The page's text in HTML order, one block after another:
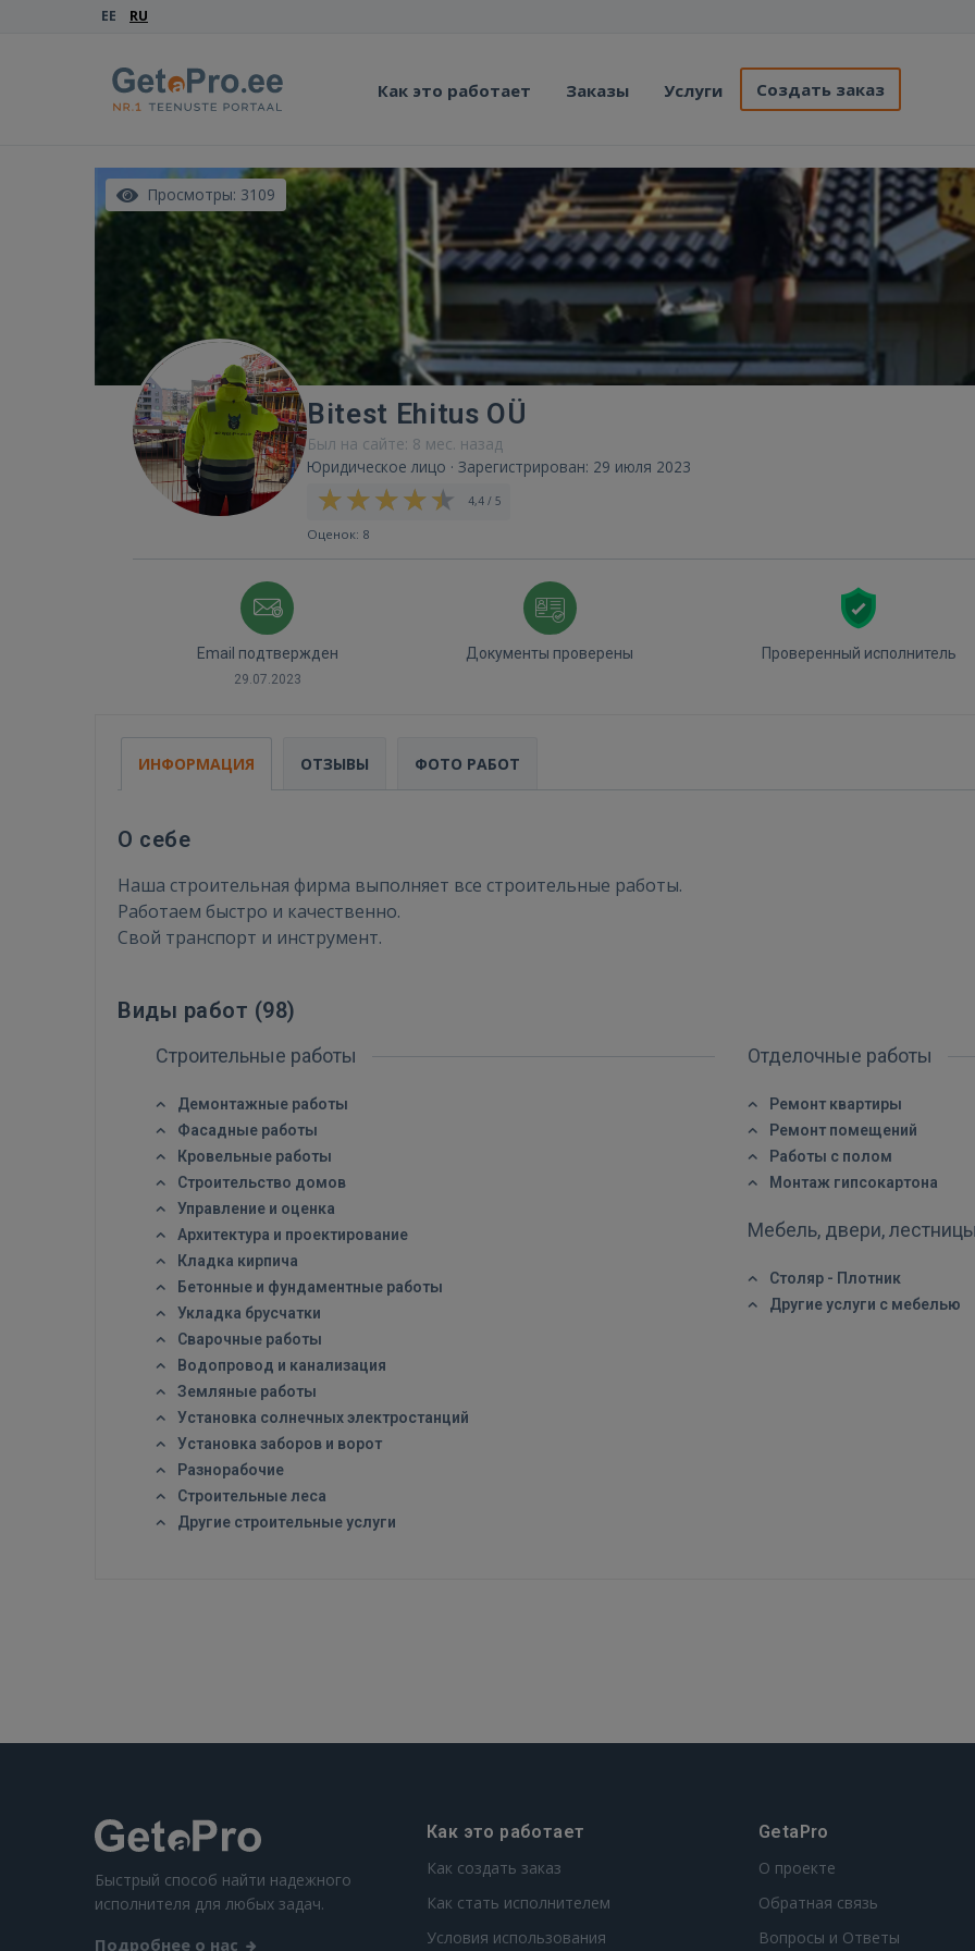
EE RU
Как это работает Заказы Услуги Создать заказ
ВОЙТИ
Запомнить?
FACEBOOK
GOOGLE
Просмотры: 3109
Bitest Ehitus OÜ
Был на сайте: 8 мес. назад
Юридическое лицо · Зарегистрирован: 29 июля 2023
4,4 / 5
Оценок: 8
Email подтвержден
29.07.2023
Документы проверены Проверенный исполнитель
ИНФОРМАЦИЯ ОТЗЫВЫ ФОТО РАБОТ
О себе
Наша строительная фирма выполняет все строительные работы.
Работаем быстро и качественно.
Свой транспорт и инструмент.
Виды работ (98)
Строительные работы
Демонтажные работы
Фасадные работы
Кровельные работы
Строительство домов
Управление и оценка
Архитектура и проектирование
Кладка кирпича
Бетонные и фундаментные работы
Укладка брусчатки
Сварочные работы
Водопровод и канализация
Земляные работы
Установка солнечных электростанций
Установка заборов и ворот
Разнорабочие
Строительные леса
Другие строительные услуги
Отделочные работы
Ремонт квартиры
Ремонт помещений
Работы с полом
Монтаж гипсокартона
Мебель, двери,
Столяр - Плотник
Другие услуги с мебелью
Быстрый способ найти надежного
исполнителя для любых задач.
Подробнее о нас
Как это работает
Как создать заказ
Как стать исполнителем
Условия использования
GetaPro
О проекте
Обратная связь
Вопросы и Ответы